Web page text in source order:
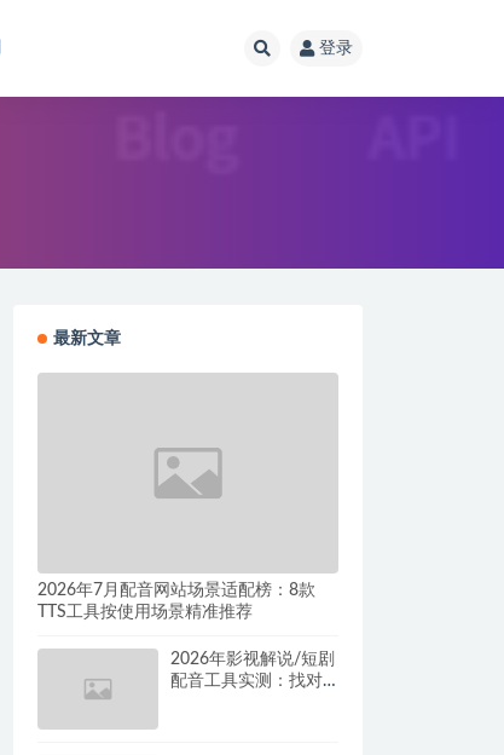
登录
最新文章
2026年7月配音网站场景适配榜：8款
TTS工具按使用场景精准推荐
2026年影视解说/短剧
配音工具实测：找对